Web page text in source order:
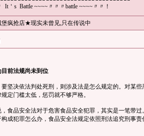
It＇s Battle ~~~~〃〃〃battle ~~~~〃〃！
疯抢店★现实未曾见,只在传说中
目前法规尚未到位
决依法判处死刑，则涉及法是怎么规定的。对某些
定门槛太低，惩罚就不够严格。
品安全法对于危害食品安全犯罪，其实是一笔带过
成犯罪怎么办，食品安全法规定依照刑法追究刑事